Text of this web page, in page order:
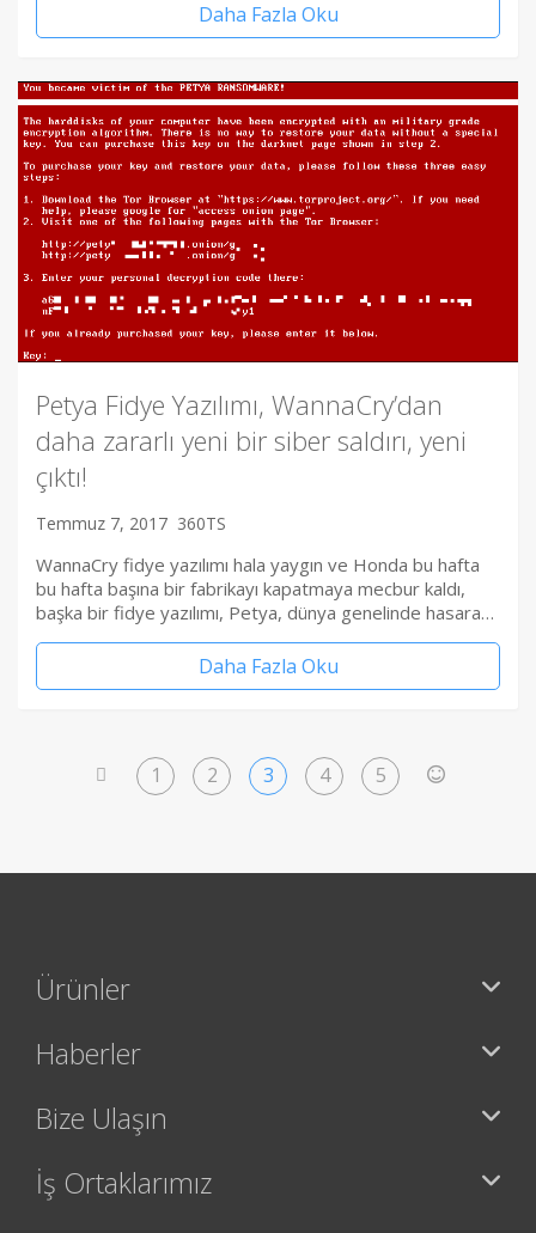
Daha Fazla Oku
Petya Fidye Yazılımı, WannaCry’dan
daha zararlı yeni bir siber saldırı, yeni
çıktı!
Temmuz 7, 2017 360TS
WannaCry fidye yazılımı hala yaygın ve Honda bu hafta
bu hafta başına bir fabrikayı kapatmaya mecbur kaldı,
başka bir fidye yazılımı, Petya, dünya genelinde hasara…
Daha Fazla Oku
1 2 3 4 5
Ürünler
Haberler
Bize Ulaşın
İş Ortaklarımız